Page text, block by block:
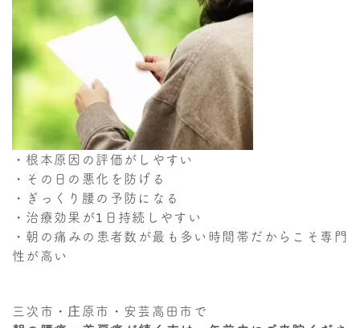
・根本原因の評価がしやすい
・その日の悪化を防げる
・ぎっくり腰の予防になる
・治療効果が1日持続しやすい
・朝の痛みの患者数が最も多い時間帯だからこそ専門
性が高い
三次市・庄原市・安芸高田市で